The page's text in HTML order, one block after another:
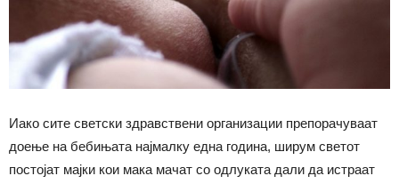
Иако сите светски здравствени организации препорачуваат
доење на бебињата најмалку една година, ширум светот
постојат мајки кои мака мачат со одлуката дали да истраат